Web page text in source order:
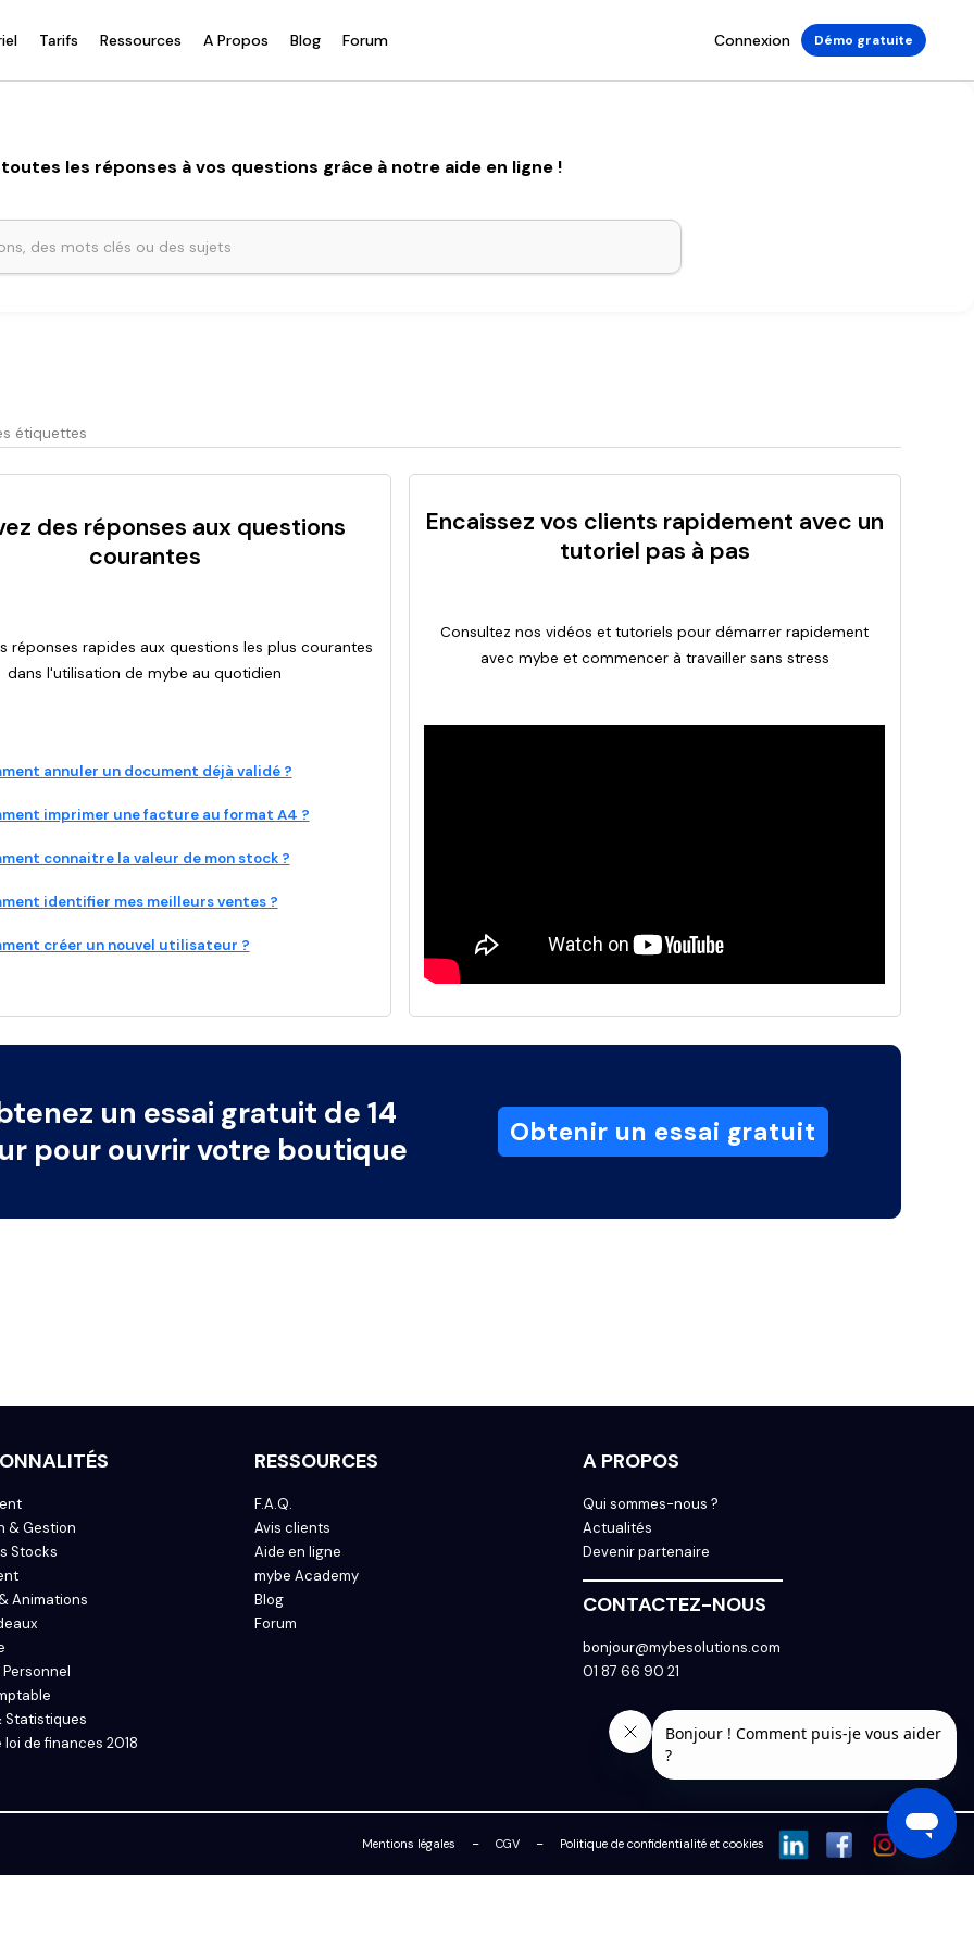
Tarifs Ressources A Propos Blog Forum Connexion Démo gratuite
les réponses à vos questions grâce à notre aide en ligne !
étiquettes
des réponses aux questions
courantes
réponses rapides aux questions les plus courantes
dans l'utilisation de mybe au quotidien
annuler un document déjà validé ?
imprimer une facture au format A4 ?
connaitre la valeur de mon stock ?
identifier mes meilleurs ventes ?
créer un nouvel utilisateur ?
Encaissez vos clients rapidement avec un
tutoriel pas à pas
Consultez nos vidéos et tutoriels pour démarrer rapidement
avec mybe et commencer à travailler sans stress
un essai gratuit de 14
pour ouvrir votre boutique
Obtenir un essai gratuit
& Gestion
Stocks
Animations
Statistiques
de finances 2018
RESSOURCES
F.A.Q.
Avis clients
Aide en ligne
mybe Academy
Blog
Forum
A PROPOS
Qui sommes-nous ?
Actualités
Devenir partenaire
CONTACTEZ-NOUS
bonjour@mybesolutions.com
01 87 66 90 21
Mentions légales - CGV - Politique de confidentialité et cookies